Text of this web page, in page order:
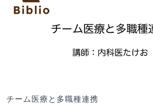
チーム医療と多職種連携